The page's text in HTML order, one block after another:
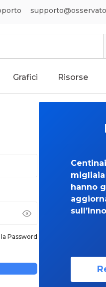
Grafici Risorse
Password
hanno